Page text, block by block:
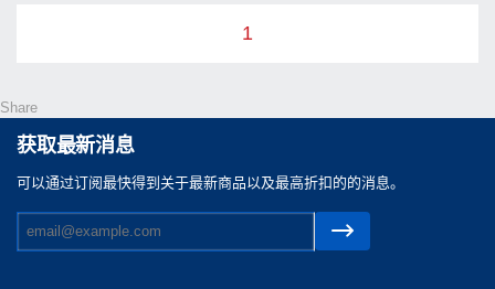
1
Share
获取最新消息
可以通过订阅最快得到关于最新商品以及最高折扣的的消息。